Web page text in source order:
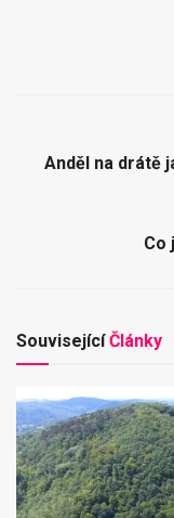
Anděl na drátě
Co
SouvisejícíČlánky